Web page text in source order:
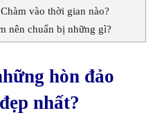
vào thời gian nào?
nên chuẩn bị những gì?
hòn đảo
nhất?